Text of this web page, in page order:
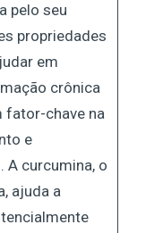
pelo seu
propriedades
em
crônica
fator-chave na
e
A curcumina, o
ajuda a